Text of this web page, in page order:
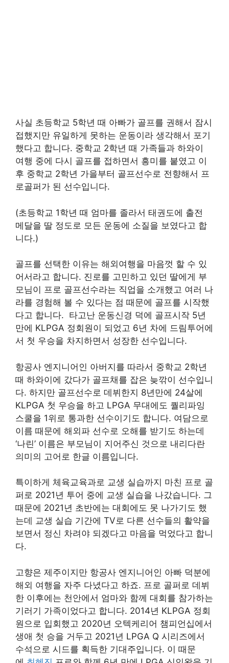
사실 초등학교 5학년 때 아빠가 골프를 권해서 잠시
접했지만 유일하게 못하는 운동이라 생각해서 포기
했다고 합니다. 중학교 2학년 때 가족들과 하와이
여행 중에 다시 골프를 접하면서 흥미를 붙였고 이
후 중학교 2학년 가을부터 골프선수로 전향해서 프
로골퍼가 된 선수입니다.
(초등학교 1학년 때 엄마를 졸라서 태권도에 출전
메달을 딸 정도로 모든 운동에 소질을 보였다고 합
니다.)
골프를 선택한 이유는 해외여행을 마음껏 할 수 있
어서라고 합니다. 진로를 고민하고 있던 딸에게 부
모님이 프로 골프선수라는 직업을 소개했고 여러 나
라를 경험해 볼 수 있다는 점 때문에 골프를 시작했
다고 합니다. 타고난 운동신경 덕에 골프시작 5년
만에 KLPGA 정회원이 되었고 6년 차에 드림투어에
서 첫 우승을 차지하면서 성장한 선수입니다.
항공사 엔지니어인 아버지를 따라서 중학교 2학년
때 하와이에 갔다가 골프채를 잡은 늦깎이 선수입니
다. 하지만 골프선수로 데뷔한지 8년만에 24살에
KLPGA 첫 우승을 하고 LPGA 무대에도 퀄리파잉
스쿨을 1위로 통과한 선수이기도 합니다. 여담으로
이름 때문에 해외파 선수로 오해를 받기도 하는데
‘나린’ 이름은 부모님이 지어주신 것으로 내리다란
의미의 고어로 한글 이름입니다.
특이하게 체육교육과로 교생 실습까지 마친 프로 골
퍼로 2021년 투어 중에 교생 실습을 나갔습니다. 그
때문에 2021년 초반에는 대회에도 못 나가기도 했
는데 교생 실습 기간에 TV로 다른 선수들의 활약을
보면서 정신 차려야 되겠다고 마음을 먹었다고 합니
다.
고향은 제주이지만 항공사 엔지니어인 아빠 덕분에
해외 여행을 자주 다녔다고 하죠. 프로 골퍼로 데뷔
한 이후에는 천안에서 엄마와 함께 대회를 참가하는
기러기 가족이었다고 합니다. 2014년 KLPGA 정회
원으로 입회했고 2020년 오텍케리어 챔피언십에서
생애 첫 승을 거두고 2021년 LPGA Q 시리즈에서
수석으로 시드를 획득한 기대주입니다. 이 때문